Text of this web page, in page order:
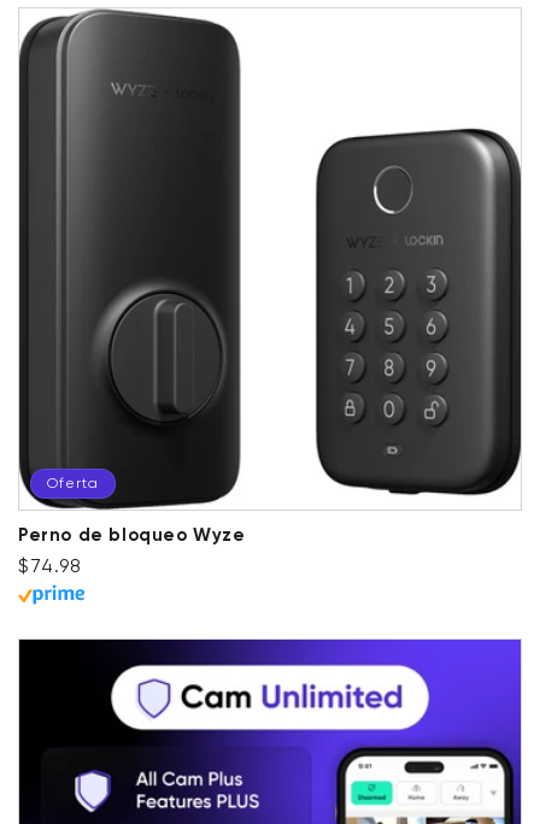
Oferta
Perno de bloqueo Wyze
Precio habitual
Precio de oferta
$74.98